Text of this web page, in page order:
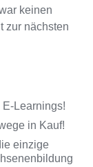
keinen
zur nächsten
Learnings!
in Kauf!
einzige